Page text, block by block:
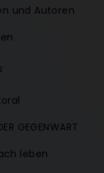
und Autoren
GEGENWART
leben